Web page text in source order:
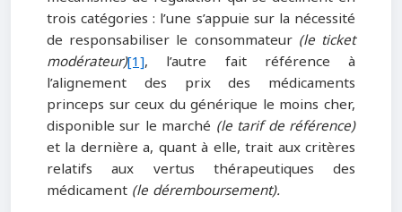
trois catégories : l’une s’appuie sur la nécessité
de responsabiliser le consommateur (le ticket
modérateur)[1], l’autre fait référence à
l’alignement des prix des médicaments
princeps sur ceux du générique le moins cher,
disponible sur le marché (le tarif de référence)
et la dernière a, quant à elle, trait aux critères
relatifs aux vertus thérapeutiques des
médicament (le déremboursement).